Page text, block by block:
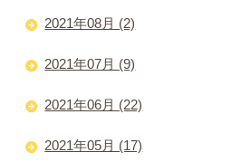
2021年08月 (2)
2021年07月 (9)
2021年06月 (22)
2021年05月 (17)